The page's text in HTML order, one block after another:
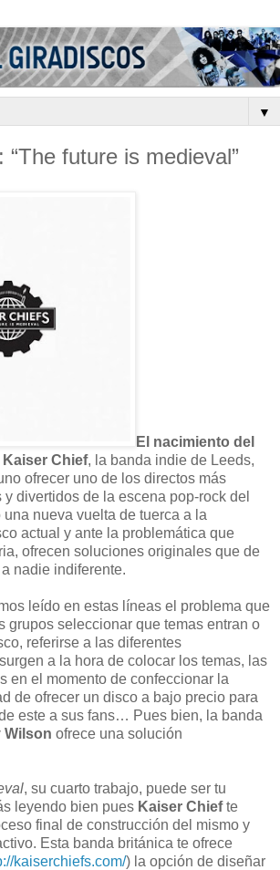
▼
“The future is medieval”
El nacimiento del
Kaiser Chief, la banda indie de Leeds,
ofrecer uno de los directos más
divertidos de la escena pop-rock del
una nueva vuelta de tuerca a la
actual y ante la problemática que
ofrecen soluciones originales que de
nadie indiferente.
leído en estas líneas el problema que
grupos seleccionar que temas entran o
referirse a las diferentes
a la hora de colocar los temas, las
en el momento de confeccionar la
de ofrecer un disco a bajo precio para
de este a sus fans… Pues bien, la banda
Wilson ofrece una solución
, su cuarto trabajo, puede ser tu
leyendo bien pues Kaiser Chiefte
final de construcción del mismo y
Esta banda británica te ofrece
kaiserchiefs.com/) la opción de diseñar